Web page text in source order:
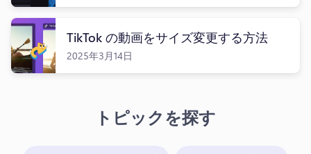
TikTok の動画をサイズ変更する方法
2025年3月14日
トピックを探す